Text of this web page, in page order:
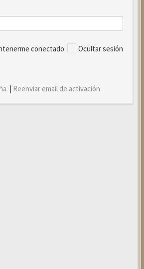
conectado Ocultar sesión
| Reenviar email de activación